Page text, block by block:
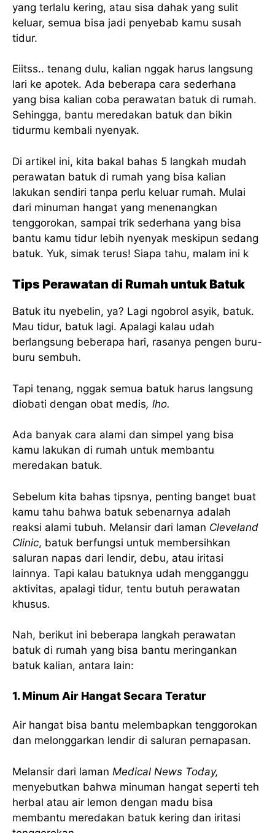
yang terlalu kering, atau sisa dahak yang sulit
keluar, semua bisa jadi penyebab kamu susah
tidur.
Eiitss.. tenang dulu, kalian nggak harus langsung
lari ke apotek. Ada beberapa cara sederhana
yang bisa kalian coba perawatan batuk di rumah.
Sehingga, bantu meredakan batuk dan bikin
tidurmu kembali nyenyak.
Di artikel ini, kita bakal bahas 5 langkah mudah
perawatan batuk di rumah yang bisa kalian
lakukan sendiri tanpa perlu keluar rumah. Mulai
dari minuman hangat yang menenangkan
tenggorokan, sampai trik sederhana yang bisa
bantu kamu tidur lebih nyenyak meskipun sedang
batuk. Yuk, simak terus! Siapa tahu, malam ini k
Tips Perawatan di Rumah untuk Batuk
Batuk itu nyebelin, ya? Lagi ngobrol asyik, batuk.
Mau tidur, batuk lagi. Apalagi kalau udah
berlangsung beberapa hari, rasanya pengen buru-
buru sembuh.
Tapi tenang, nggak semua batuk harus langsung
diobati dengan obat medis, lho.
Ada banyak cara alami dan simpel yang bisa
kamu lakukan di rumah untuk membantu
meredakan batuk.
Sebelum kita bahas tipsnya, penting banget buat
kamu tahu bahwa batuk sebenarnya adalah
reaksi alami tubuh. Melansir dari laman Cleveland
Clinic, batuk berfungsi untuk membersihkan
saluran napas dari lendir, debu, atau iritasi
lainnya. Tapi kalau batuknya udah mengganggu
aktivitas, apalagi tidur, tentu butuh perawatan
khusus.
Nah, berikut ini beberapa langkah perawatan
batuk di rumah yang bisa bantu meringankan
batuk kalian, antara lain:
1. Minum Air Hangat Secara Teratur
Air hangat bisa bantu melembapkan tenggorokan
dan melonggarkan lendir di saluran pernapasan.
Melansir dari laman Medical News Today,
menyebutkan bahwa minuman hangat seperti teh
herbal atau air lemon dengan madu bisa
membantu meredakan batuk kering dan iritasi